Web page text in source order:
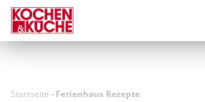
Direkt
zum
Inhalt
Startseite -Ferienhaus Rezepte